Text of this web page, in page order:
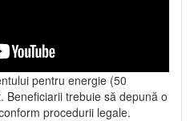
pentru energie (50
Beneficiarii trebuie să depună o
procedurii legale.